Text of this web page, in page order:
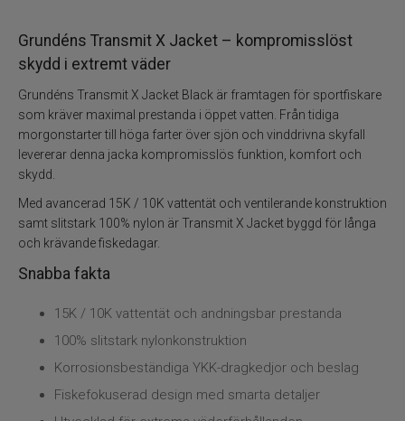
Grundéns Transmit X Jacket – kompromisslöst
skydd i extremt väder
Grundéns Transmit X Jacket Black är framtagen för sportfiskare
som kräver maximal prestanda i öppet vatten. Från tidiga
morgonstarter till höga farter över sjön och vinddrivna skyfall
levererar denna jacka kompromisslös funktion, komfort och
skydd.
Med avancerad 15K / 10K vattentät och ventilerande konstruktion
samt slitstark 100% nylon är Transmit X Jacket byggd för långa
och krävande fiskedagar.
Snabba fakta
15K / 10K vattentät och andningsbar prestanda
100% slitstark nylonkonstruktion
Korrosionsbeständiga YKK-dragkedjor och beslag
Fiskefokuserad design med smarta detaljer